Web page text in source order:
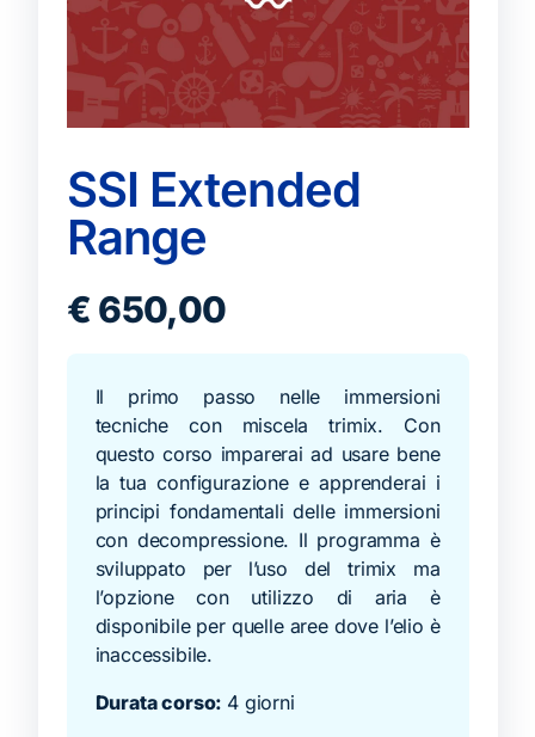
SSI Extended
Range
€ 650,00
Il primo passo nelle immersioni
tecniche con miscela trimix. Con
questo corso imparerai ad usare bene
la tua configurazione e apprenderai i
principi fondamentali delle immersioni
con decompressione. Il programma è
sviluppato per l’uso del trimix ma
l’opzione con utilizzo di aria è
disponibile per quelle aree dove l’elio è
inaccessibile.
Durata corso: 4 giorni